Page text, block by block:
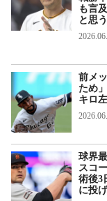
も言
と思う
前メ
ため
キロ
球界
スコ
術後3
に投